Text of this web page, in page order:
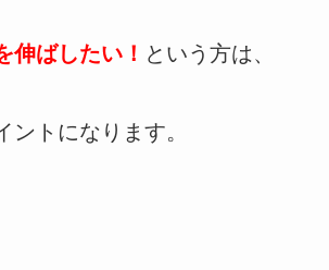
伸ばしたい！ という方は、
トになります。